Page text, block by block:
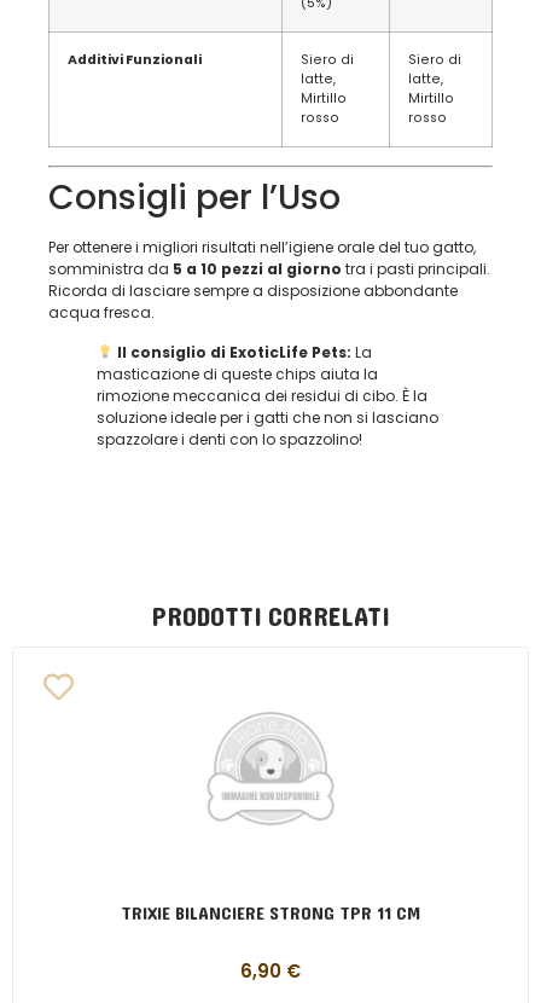
Additivi Funzionali
Siero di
latte,
Mirtillo
rosso
Siero di
latte,
Mirtillo
rosso
Consigli per l’Uso
Per ottenere i migliori risultati nell’igiene orale del tuo gatto,
somministra da 5 a 10 pezzi al giorno tra i pasti principali.
Ricorda di lasciare sempre a disposizione abbondante
acqua fresca.
Il consiglio di ExoticLife Pets: La
masticazione di queste chips aiuta la
rimozione meccanica dei residui di cibo. È la
soluzione ideale per i gatti che non si lasciano
spazzolare i denti con lo spazzolino!
PRODOTTI CORRELATI
TRIXIE BILANCIERE STRONG TPR 11 CM
6,90 €